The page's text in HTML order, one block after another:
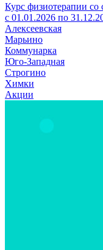
Курс физиотерапии со
с 01.01.2026 по
Алексеевская
Марьино
Коммунарка
Юго-Западная
Строгино
Химки
Акции